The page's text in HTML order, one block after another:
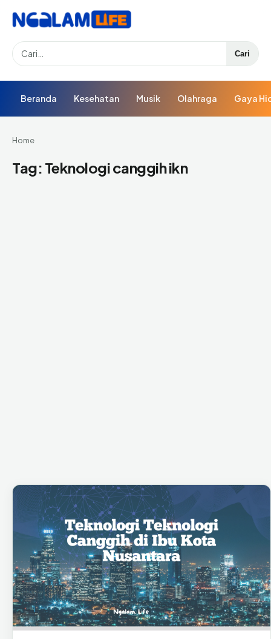
Search Cari
Beranda Kesehatan Musik Olahraga Gaya
Home
Tag: Teknologi canggih ikn